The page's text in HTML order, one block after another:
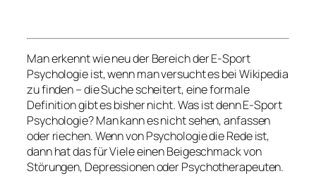
Man erkennt wie neu der Bereich der E-Sport
Psychologie ist, wenn man versucht es bei Wikipedia
zu finden – die Suche scheitert, eine formale
Definition gibt es bisher nicht. Was ist denn E-Sport
Psychologie? Man kann es nicht sehen, anfassen
oder riechen. Wenn von Psychologie die Rede ist,
dann hat das für Viele einen Beigeschmack von
Störungen, Depressionen oder Psychotherapeuten.